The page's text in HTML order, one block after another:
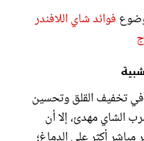
فوائد شاي اللافندر
تخفيف القلق وتحسين
الشاي مهدئ، إلا أن